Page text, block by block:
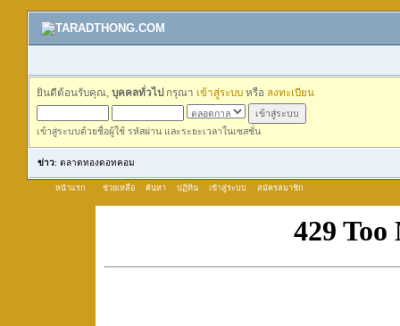
ยินดีต้อนรับคุณ, บุคคลทั่วไป กรุณา เข้าสู่ระบบ หรือ ลงทะเบียน
เข้าสู่ระบบด้วยชื่อผู้ใช้ รหัสผ่าน และระยะเวลาในเซสชั่น
ข่าว: ตลาดทองดอทคอม
หน้าแรก ช่วยเหลือ ค้นหา ปฏิทิน เข้าสู่ระบบ สมัครสมาชิก